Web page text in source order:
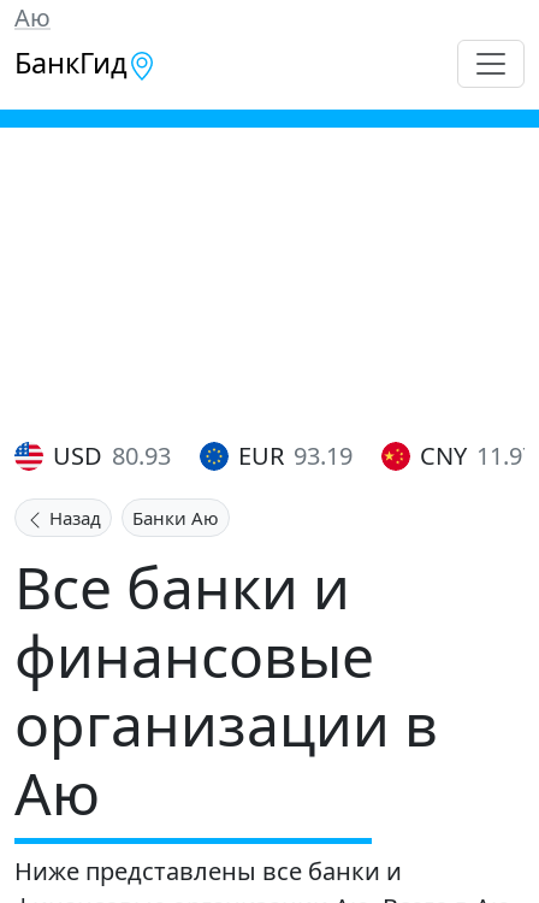
Аю
БанкГид
USD 80.93 EUR 93.19 CNY 11.97
Назад Банки Аю
Все банки и
финансовые
организации в
Аю
Ниже представлены все банки и